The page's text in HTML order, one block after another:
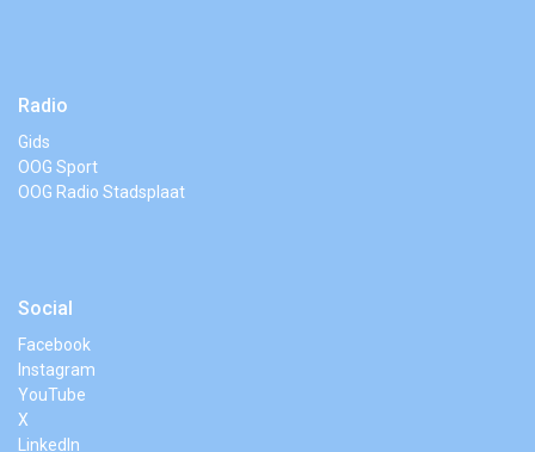
Radio
Gids
OOG Sport
OOG Radio Stadsplaat
Social
Facebook
Instagram
YouTube
X
LinkedIn